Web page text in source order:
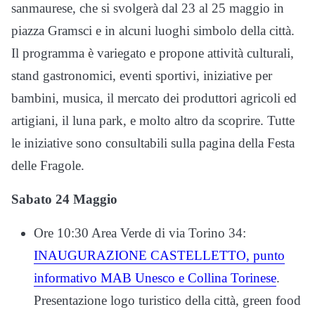
sanmaurese, che si svolgerà dal 23 al 25 maggio in
piazza Gramsci e in alcuni luoghi simbolo della città.
Il programma è variegato e propone attività culturali,
stand gastronomici, eventi sportivi, iniziative per
bambini, musica, il mercato dei produttori agricoli ed
artigiani, il luna park, e molto altro da scoprire. Tutte
le iniziative sono consultabili sulla pagina della Festa
delle Fragole.
Sabato 24 Maggio
Ore 10:30 Area Verde di via Torino 34:
INAUGURAZIONE CASTELLETTO, punto
informativo MAB Unesco e Collina Torinese.
Presentazione logo turistico della città, green food